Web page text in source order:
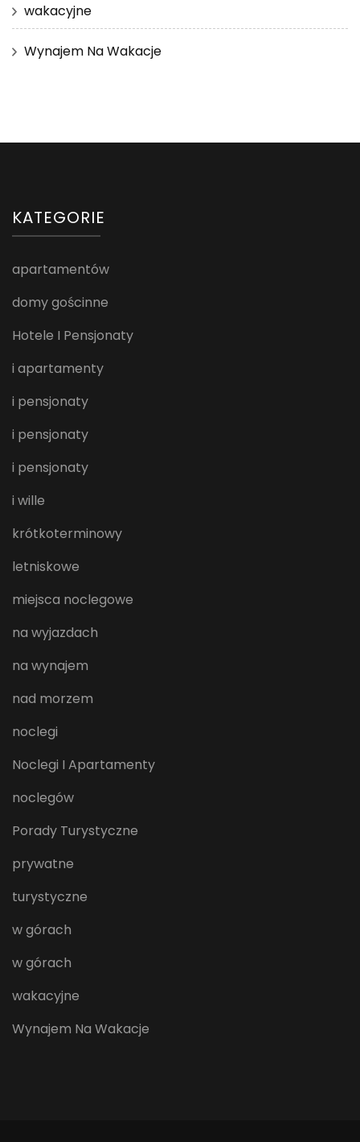
wakacyjne
Wynajem Na Wakacje
KATEGORIE
apartamentów
domy gościnne
Hotele I Pensjonaty
i apartamenty
i pensjonaty
i pensjonaty
i pensjonaty
i wille
krótkoterminowy
letniskowe
miejsca noclegowe
na wyjazdach
na wynajem
nad morzem
noclegi
Noclegi I Apartamenty
noclegów
Porady Turystyczne
prywatne
turystyczne
w górach
w górach
wakacyjne
Wynajem Na Wakacje